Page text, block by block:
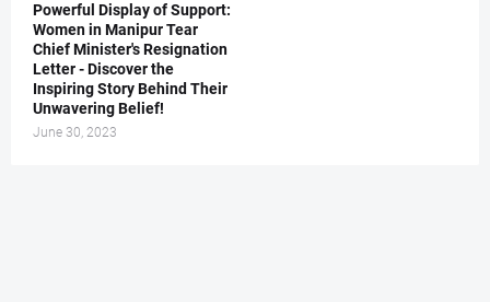
Powerful Display of Support:
Women in Manipur Tear
Chief Minister's Resignation
Letter - Discover the
Inspiring Story Behind Their
Unwavering Belief!
June 30, 2023